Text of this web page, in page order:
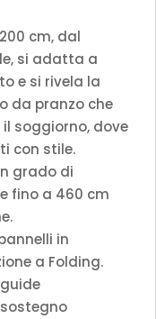
cm, dal
si adatta a
e si rivela la
da pranzo che
soggiorno, dove
con stile.
grado di
fino a 460 cm
in
a Folding.